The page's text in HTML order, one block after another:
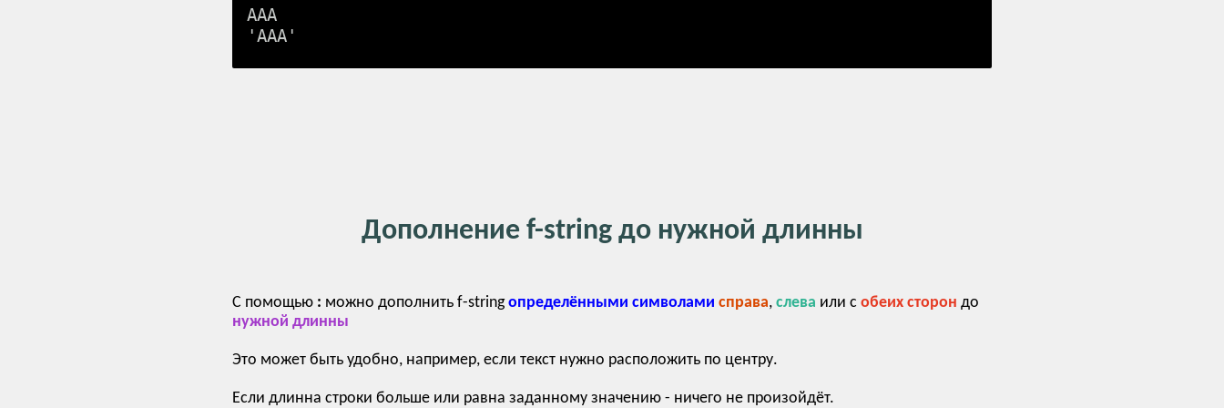
AAA
Дополнение f-string до нужной длинны
С помощью : можно дополнить f-stringопределёнными символами справа,слева или собеих сторон до
нужной длинны
Это может быть удобно, например, если текст нужно расположить по центру.
Если длинна строки больше или равна заданному значению - ничего не произойдёт.